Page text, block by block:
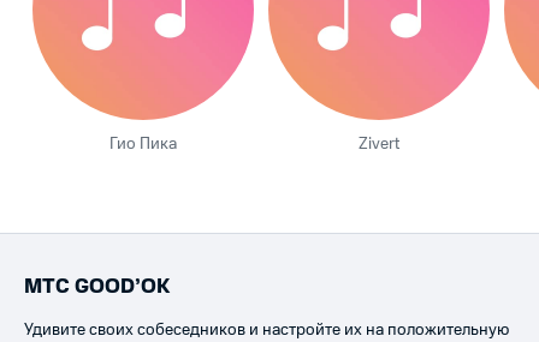
Гио Пика Zivert
МТС GOOD’OK
Удивите своих собеседников и настройте их на положительную